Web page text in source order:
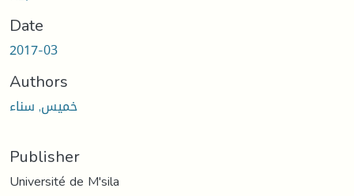
Date
2017-03
Authors
خميس, سناء
Publisher
Université de M'sila